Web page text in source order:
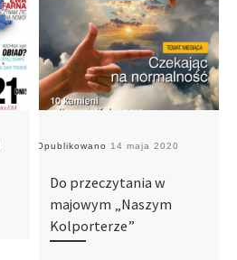
Opublikowano 14 maja 2020
Do przeczytania w
majowym „Naszym
Kolporterze”